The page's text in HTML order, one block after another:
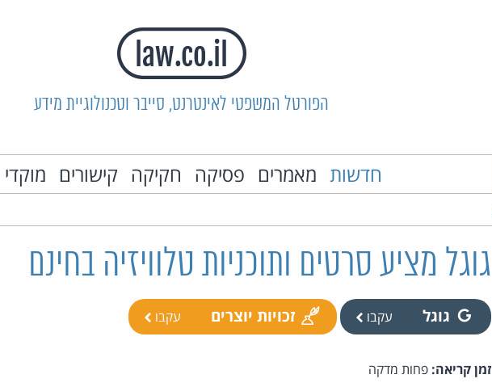
הפורטל המשפטי לאינטרנט, סייבר וטכנולוגיית מידע
חדשות מאמרים פסיקה חקיקה קישורים
גוגל מציע סרטים ותוכניות טלוויזיה בחינם
גוגל עקבו זכויות יוצרים עקבו
זמן קריאה: פחות מדקה